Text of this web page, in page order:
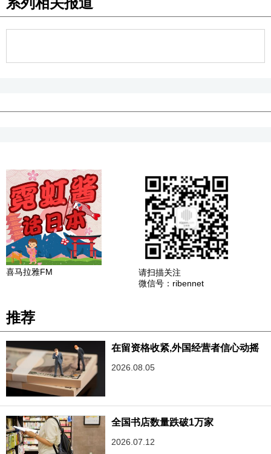
喜马拉雅FM
请扫描关注
微信号：ribennet
推荐
在留资格收紧,外国经营者信心动摇
2026.08.05
全国书店数量跌破1万家
2026.07.12